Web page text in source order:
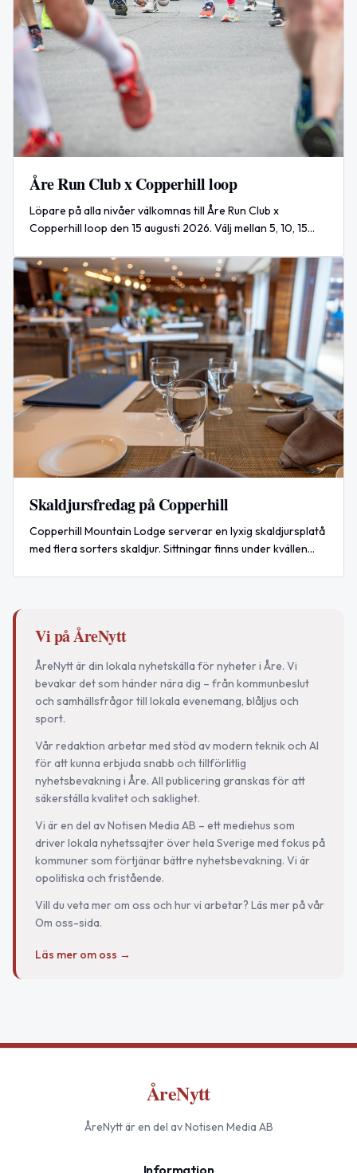
Åre Run Club x Copperhill loop
Löpare på alla nivåer välkomnas till Åre Run Club x
Copperhill loop den 15 augusti 2026. Välj mellan 5, 10, 15
Copperhills lounge.
Skaldjursfredag på Copperhill
Copperhill Mountain Lodge serverar en lyxig skaldjursplatå
med flera sorters skaldjur. Sittningar finns under kvällen
Vi på ÅreNytt
ÅreNytt är din lokala nyhetskälla för nyheter i Åre. Vi
bevakar det som händer nära dig – från kommunbeslut
och samhällsfrågor till lokala evenemang, blåljus och
sport.
Vår redaktion arbetar med stöd av modern teknik och AI
för att kunna erbjuda snabb och tillförlitlig
nyhetsbevakning i Åre. All publicering granskas för att
säkerställa kvalitet och saklighet.
Vi är en del av Notisen Media AB – ett mediehus som
driver lokala nyhetssajter över hela Sverige med fokus på
kommuner som förtjänar bättre nyhetsbevakning. Vi är
opolitiska och fristående.
Vill du veta mer om oss och hur vi arbetar? Läs mer på vår
Om oss-sida.
Läs mer om oss →
ÅreNytt
ÅreNyttär en del av Notisen Media AB